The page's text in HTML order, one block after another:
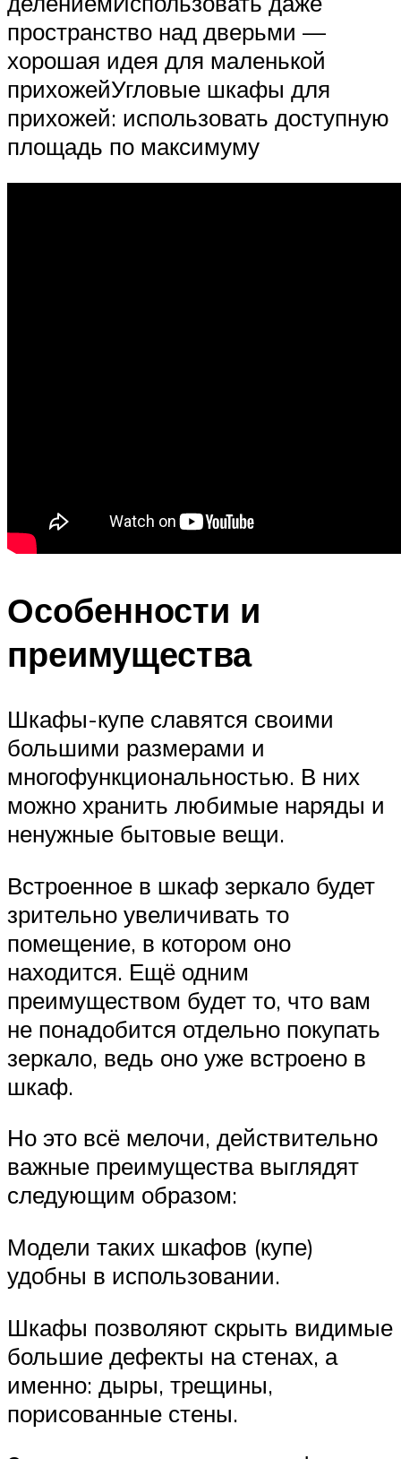
пространство над дверьми —
хорошая идея для маленькой
прихожейУгловые шкафы для
прихожей: использовать доступную
площадь по максимуму
Особенности и
преимущества
Шкафы-купе славятся своими
большими размерами и
многофункциональностью. В них
можно хранить любимые наряды и
ненужные бытовые вещи.
Встроенное в шкаф зеркало будет
зрительно увеличивать то
помещение, в котором оно
находится. Ещё одним
преимуществом будет то, что вам
не понадобится отдельно покупать
зеркало, ведь оно уже встроено в
шкаф.
Но это всё мелочи, действительно
важные преимущества выглядят
следующим образом:
Модели таких шкафов (купе)
удобны в использовании.
Шкафы позволяют скрыть видимые
большие дефекты на стенах, а
именно: дыры, трещины,
порисованные стены.